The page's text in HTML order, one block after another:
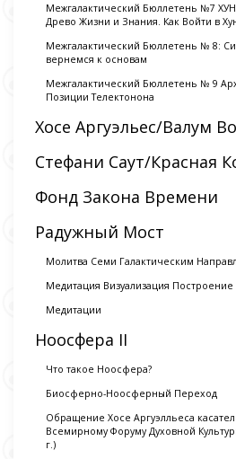
Межгалактический Бюллетень №7
Древо Жизни и Знания. Как Войти в
Межгалактический Бюллетень № 8:
вернемся к основам
Межгалактический Бюллетень № 9
Позиции Телектонона
Хосе Аргуэльес/Валум
Стефани Саут/Красная
Фонд Закона Времени
Радужный Мост
Молитва Семи Галактическим
Медитация Визуализация Построение
Медитации
Ноосфера II
Что такое Ноосфера?
Биосферно-Ноосферный Переход
Обращение Хосе Аргуэлльеса
Всемирному Форуму Духовной
г.)